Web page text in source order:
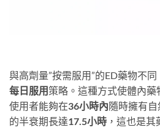
與高劑量”按需服用”的ED藥物不
每日服用策略。這種方式使體內
使用者能夠在36小時內隨時擁有
的半衰期長達17.5小時 ，這也是其